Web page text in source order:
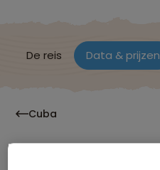
De reis Data & prijzen
Cuba